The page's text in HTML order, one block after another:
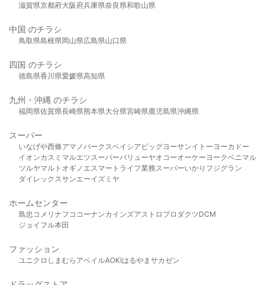
滋賀県京都府大阪府兵庫県奈良県和歌山県
中国 のチラシ
鳥取県島根県岡山県広島県山口県
四国 のチラシ
徳島県香川県愛媛県高知県
九州・沖縄 のチラシ
福岡県佐賀県長崎県熊本県大分県宮崎県鹿児島県沖縄県
スーパー
いなげや西條アマノパークスベイシア ビッグヨーサンイトーヨーカドー
イオンカスミ マルエツスーパーバリューヤオコーオーケー ヨークベニマル
ツルヤマルト オギノ エスマート ライフ業務スーパーいかり フジグラン
ダイレックスサンエーイズミヤ
ホームセンター
島忠 コメリ ナフコ コーナンカインズアストロプロダクツDCM
ジョイフル本田
ファッション
ユニクロ しまむら アベイルAOKIはるやま サカゼン